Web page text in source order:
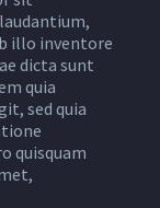
illo inventore
dicta sunt
quia
sed quia
quisquam